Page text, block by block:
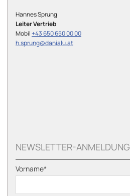
Hannes Sprung
Leiter Vertrieb
Mobil+43 650 650 00 00
h.sprung@danialu.at
NEWSLETTER-ANMELDUNG
Vorname*